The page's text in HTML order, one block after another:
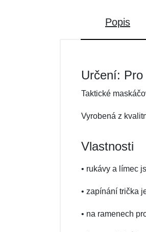
Popis
Určení: Pro
Taktické
Vyrobená z
Vlastnosti
• rukávy a límec
• zapínání trička
• na ramenech